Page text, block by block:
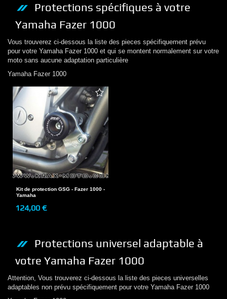
Protections spécifiques à votre
Yamaha Fazer 1000
Vous trouverez ci-dessous la liste des pieces spécifiquement prévu
pour votre Yamaha Fazer 1000 et qui se montent normalement sur votre
moto sans aucune adaptation particulière
Yamaha Fazer 1000
Kit de protection GSG - Fazer 1000 -
Yamaha
124,00 €
Protections universel adaptable à
votre Yamaha Fazer 1000
Attention, Vous trouverez ci-dessous la liste des pieces universelles
adaptables non prévu spécifiquement pour votre Yamaha Fazer 1000